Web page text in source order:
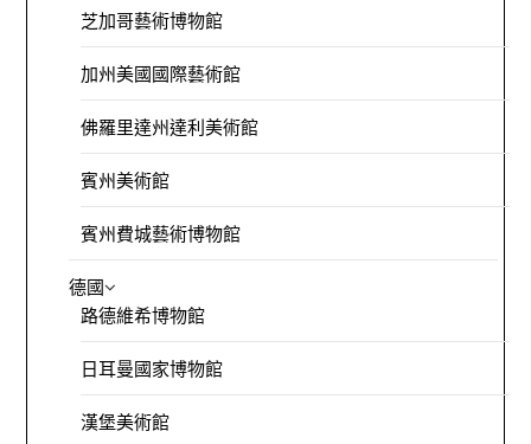
芝加哥藝術博物館
加州美國國際藝術館
佛羅里達州達利美術館
賓州美術館
賓州費城藝術博物館
德國
路德維希博物館
日耳曼國家博物館
漢堡美術館